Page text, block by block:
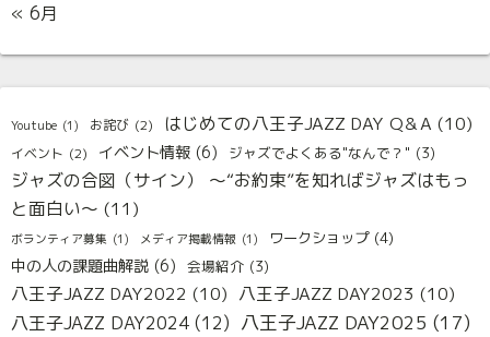
« 6月
Youtube (1) お詫び (2) はじめての八王子JAZZ DAY Q＆A (10)
イベント (2) イベント情報 (6) ジャズでよくある"なんで？" (3)
ジャズの合図（サイン） 〜“お約束”を知ればジャズはもっ
と面白い〜 (11)
ボランティア募集 (1) メディア掲載情報 (1) ワークショップ (4)
中の人の課題曲解説 (6) 会場紹介 (3)
八王子JAZZ DAY2022 (10) 八王子JAZZ DAY2023 (10)
八王子JAZZ DAY2024 (12) 八王子JAZZ DAY2025 (17)